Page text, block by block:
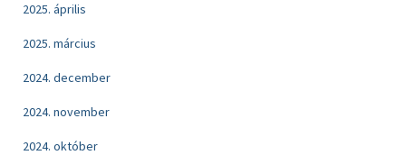
2025. április
2025. március
2024. december
2024. november
2024. október